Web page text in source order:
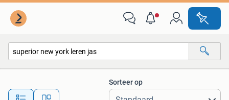
Alle afstanden…
Sorteer op